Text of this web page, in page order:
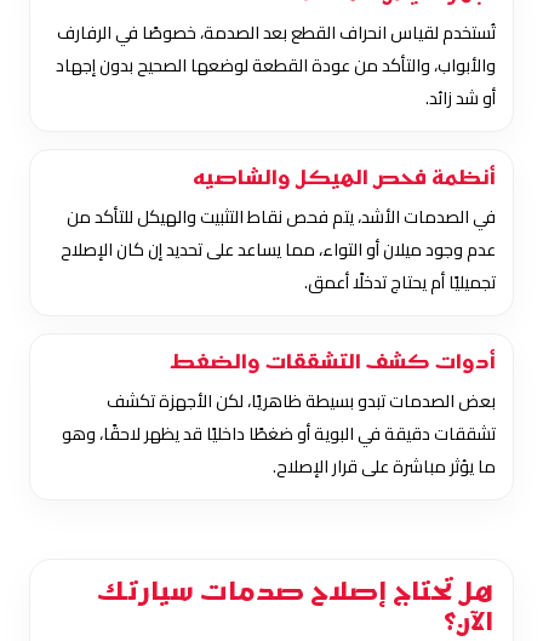
تُستخدم لقياس انحراف القطع بعد الصدمة، خصوصًا في الرفارف
والأبواب، والتأكد من عودة القطعة لوضعها الصحيح بدون إجهاد
أو شد زائد.
أنظمة فحص الهيكل والشاصيه
في الصدمات الأشد، يتم فحص نقاط التثبيت والهيكل للتأكد من
عدم وجود ميلان أو التواء، مما يساعد على تحديد إن كان الإصلاح
تجميليًا أم يحتاج تدخلًا أعمق.
أدوات كشف التشققات والضغط
بعض الصدمات تبدو بسيطة ظاهريًا، لكن الأجهزة تكشف
تشققات دقيقة في البوية أو ضغطًا داخليًا قد يظهر لاحقًا، وهو
ما يؤثر مباشرة على قرار الإصلاح.
هل تحتاج إصلاح صدمات سيارتك
الآن؟